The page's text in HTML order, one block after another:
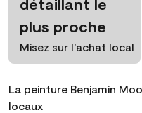
plus proche
Misez sur l’achat local
La peinture Benjamin
locaux